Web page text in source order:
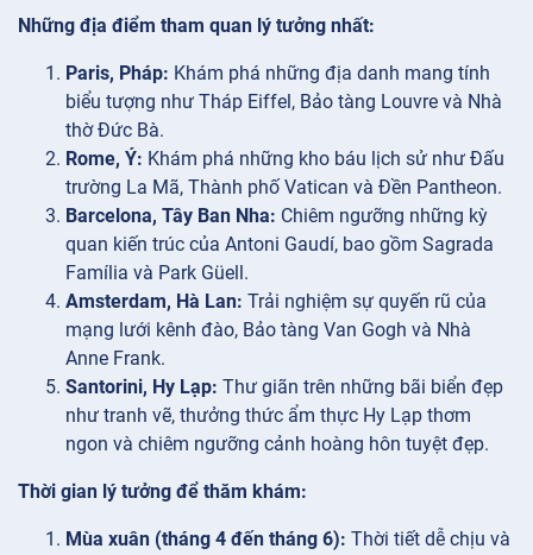
Những địa điểm tham quan lý tưởng nhất:
Paris, Pháp: Khám phá những địa danh mang tính
biểu tượng như Tháp Eiffel, Bảo tàng Louvre và Nhà
thờ Đức Bà.
Rome, Ý: Khám phá những kho báu lịch sử như Đấu
trường La Mã, Thành phố Vatican và Đền Pantheon.
Barcelona, Tây Ban Nha: Chiêm ngưỡng những kỳ
quan kiến trúc của Antoni Gaudí, bao gồm Sagrada
Família và Park Güell.
Amsterdam, Hà Lan: Trải nghiệm sự quyến rũ của
mạng lưới kênh đào, Bảo tàng Van Gogh và Nhà
Anne Frank.
Santorini, Hy Lạp: Thư giãn trên những bãi biển đẹp
như tranh vẽ, thưởng thức ẩm thực Hy Lạp thơm
ngon và chiêm ngưỡng cảnh hoàng hôn tuyệt đẹp.
Thời gian lý tưởng để thăm khám:
Mùa xuân (tháng 4 đến tháng 6): Thời tiết dễ chịu và